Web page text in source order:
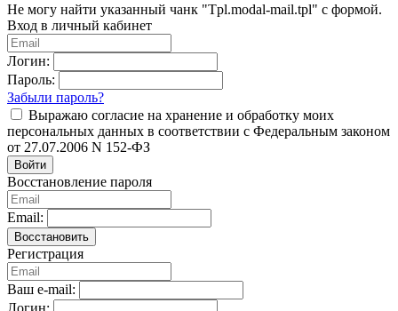
Не могу найти указанный чанк "Tpl.modal-mail.tpl" с формой.
Вход в личный кабинет
Логин:
Пароль:
Забыли пароль?
Выражаю согласие на хранение и обработку моих
персональных данных в соответствии с Федеральным законом
от 27.07.2006 N 152-ФЗ
Войти
Восстановление пароля
Email:
Восстановить
Регистрация
Ваш e-mail:
Логин: